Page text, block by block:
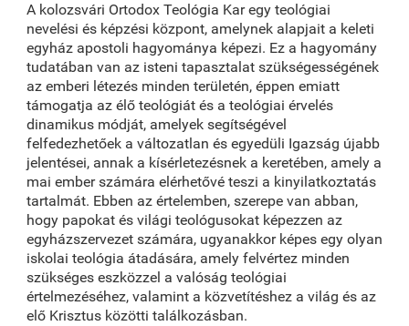
A kolozsvári Ortodox Teológia Kar egy teológiai
nevelési és képzési központ, amelynek alapjait a keleti
egyház apostoli hagyománya képezi. Ez a hagyomány
tudatában van az isteni tapasztalat szükségességének
az emberi létezés minden területén, éppen emiatt
támogatja az élő teológiát és a teológiai érvelés
dinamikus módját, amelyek segítségével
felfedezhetőek a változatlan és egyedüli Igazság újabb
jelentései, annak a kísérletezésnek a keretében, amely a
mai ember számára elérhetővé teszi a kinyilatkoztatás
tartalmát. Ebben az értelemben, szerepe van abban,
hogy papokat és világi teológusokat képezzen az
egyházszervezet számára, ugyanakkor képes egy olyan
iskolai teológia átadására, amely felvértez minden
szükséges eszközzel a valóság teológiai
értelmezéséhez, valamint a közvetítéshez a világ és az
elő Krisztus közötti találkozásban.